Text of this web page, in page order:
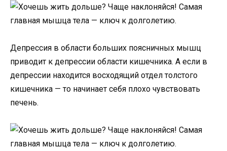
Депрессия в области больших поясничных мышц
приводит к депрессии области кишечника. А если в
депрессии находится восходящий отдел толстого
кишечника — то начинает себя плохо чувствовать
печень.